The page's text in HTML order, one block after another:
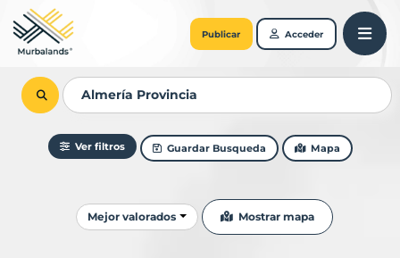
Publicar Acceder
Ver filtros Guardar Busqueda Mapa
Ordenar resultados
Mejor valorados Mostrar mapa